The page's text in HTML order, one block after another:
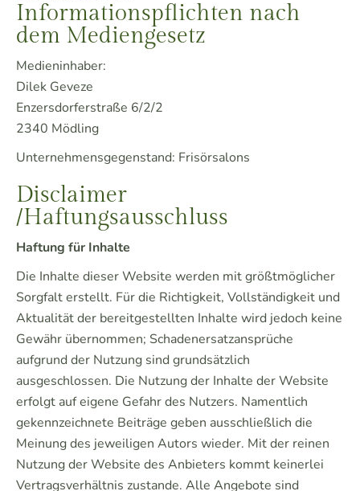
Informationspflichten nach
dem Mediengesetz
Medieninhaber:
Dilek Geveze
Enzersdorferstraße 6/2/2
2340 Mödling
Unternehmensgegenstand: Frisörsalons
Disclaimer
/Haftungsausschluss
Haftung für Inhalte
Die Inhalte dieser Website werden mit größtmöglicher
Sorgfalt erstellt. Für die Richtigkeit, Vollständigkeit und
Aktualität der bereitgestellten Inhalte wird jedoch keine
Gewähr übernommen; Schadenersatzansprüche
aufgrund der Nutzung sind grundsätzlich
ausgeschlossen. Die Nutzung der Inhalte der Website
erfolgt auf eigene Gefahr des Nutzers. Namentlich
gekennzeichnete Beiträge geben ausschließlich die
Meinung des jeweiligen Autors wieder. Mit der reinen
Nutzung der Website des Anbieters kommt keinerlei
Vertragsverhältnis zustande. Alle Angebote sind